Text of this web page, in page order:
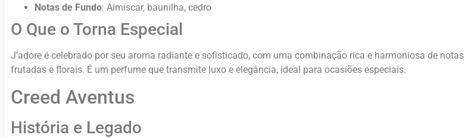
Notas de Fundo: Almíscar, baunilha, cedro
O Que o Torna Especial
J’adore é celebrado por seu aroma radiante e sofisticado, com uma combinação rica e harmoniosa de notas
frutadas e florais. É um perfume que transmite luxo e elegância, ideal para ocasiões especiais.
Creed Aventus
História e Legado